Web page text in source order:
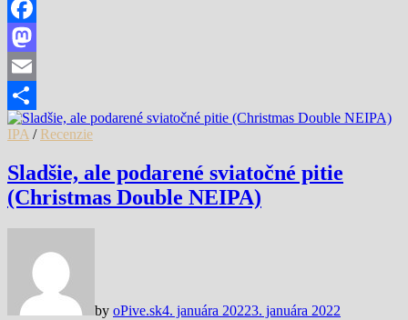
Facebook
Mastodon
Email
Share
IPA / Recenzie
Sladšie, ale podarené sviatočné pitie
(Christmas Double NEIPA)
by oPive.sk4. januára 20223. januára 2022